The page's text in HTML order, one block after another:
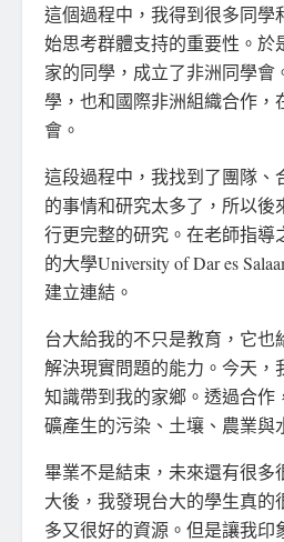
這個過程中，我得到很多同學
始思考群體支持的重要性。於
家的同學，成立了非洲同學會
學，也和國際非洲組織合作，
會。
這段過程中，我找到了團隊、
的事情和研究太多了，所以後
行更完整的研究。在老師指導
的大學University of Dar es
建立連結。
台大給我的不只是教育，它也
解決現實問題的能力。今天，
知識帶到我的家鄉。透過合作
礦產生的污染、土壤、農業與
畢業不是結束，未來還有很多
大後，我發現台大的學生真的
多又很好的資源。但是讓我印